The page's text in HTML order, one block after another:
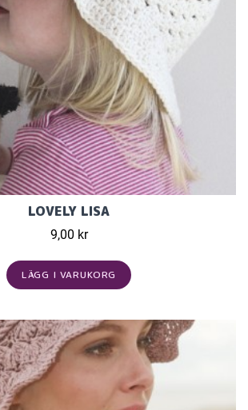
LOVELY LISA
9,00 kr
LÄGG I VARUKORG